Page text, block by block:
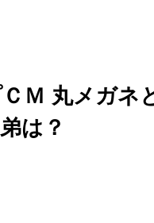
Ｍ 丸メガネ
は？